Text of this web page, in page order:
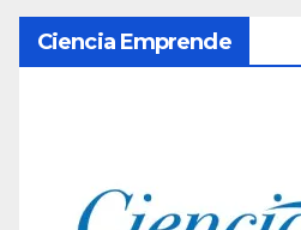
g
i
c
Ciencia Emprende